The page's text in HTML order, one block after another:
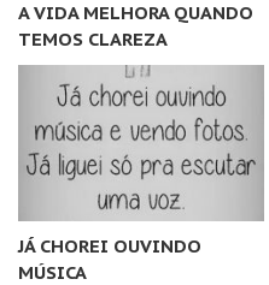
A VIDA MELHORA QUANDO
TEMOS CLAREZA
JÁ CHOREI OUVINDO
MÚSICA